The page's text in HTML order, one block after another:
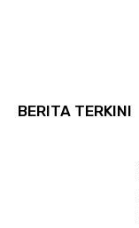
BERITA TERKINI